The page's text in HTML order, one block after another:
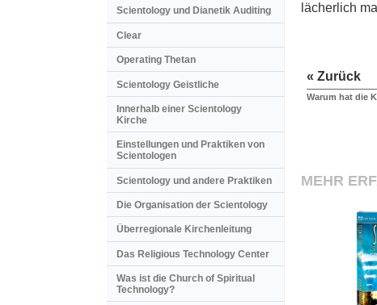
lächerlich
« Zurück
Warum hat die
MEHR
Scientology und Dianetik Auditing
Clear
Operating Thetan
Scientology Geistliche
Innerhalb einer Scientology
Kirche
Einstellungen und Praktiken von
Scientologen
Scientology und andere Praktiken
Die Organisation der Scientology
Überregionale Kirchenleitung
Das Religious Technology Center
Was ist die Church of Spiritual
Technology?